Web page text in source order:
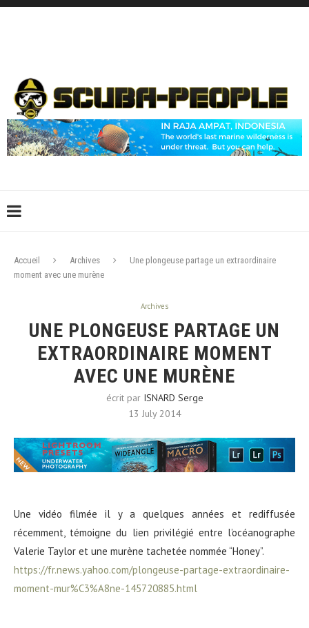
Accueil Archives
Une plongeuse partage un extraordinaire
moment avec une murène
Archives
UNE PLONGEUSE PARTAGE UN
EXTRAORDINAIRE MOMENT
AVEC UNE MURÈNE
écrit par ISNARD Serge
13 July 2014
Une vidéo filmée il y a quelques années et rediffusée
récemment, témoigne du lien privilégié entre l’océanographe
Valerie Taylor et une murène tachetée nommée “Honey”.
https://fr.news.yahoo.com/plongeuse-partage-extraordinaire-
moment-mur%C3%A8ne-145720885.html